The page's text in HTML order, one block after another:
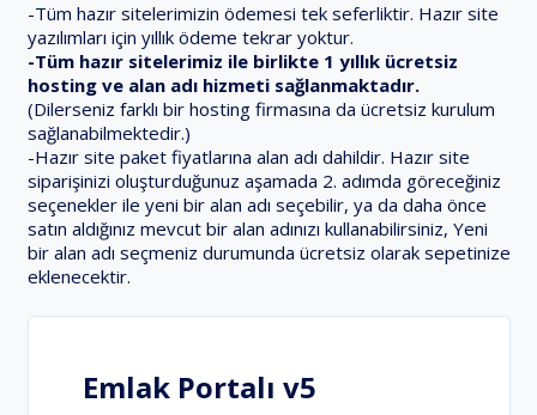
Emlak Portalı v5
-Tüm hazır sitelerimizin ödemesi tek seferliktir. Hazır site
yazılımları için yıllık ödeme tekrar yoktur.
-Tüm hazır sitelerimiz ile birlikte 1 yıllık ücretsiz
hosting ve alan adı hizmeti sağlanmaktadır.
(Dilerseniz farklı bir hosting firmasına da ücretsiz kurulum
sağlanabilmektedir.)
-Hazır site paket fiyatlarına alan adı dahildir. Hazır site
siparişinizi oluşturduğunuz aşamada 2. adımda göreceğiniz
seçenekler ile yeni bir alan adı seçebilir, ya da daha önce
satın aldığınız mevcut bir alan adınızı kullanabilirsiniz, Yeni
bir alan adı seçmeniz durumunda ücretsiz olarak sepetinize
eklenecektir.